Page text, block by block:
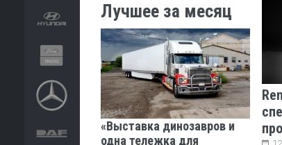
Лучшее за месяц
«Выставка динозавров и
одна тележка для